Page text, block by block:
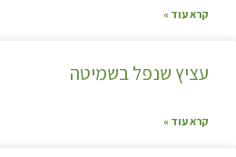
קרא עוד »
עציץ שנפל בשמיטה
קרא עוד »